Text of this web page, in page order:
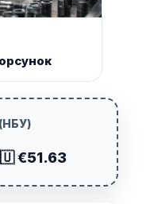
€51.63